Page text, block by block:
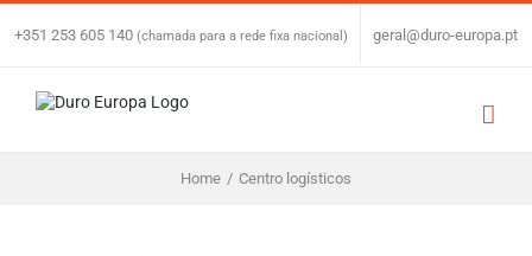
Skip
+351 253 605 140 (chamada para a rede fixa nacional) geral@duro-europa.pt
Home / Centro logísticos